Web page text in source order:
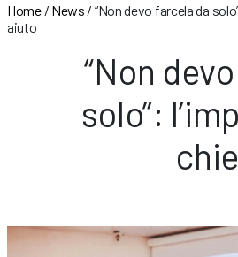
Home/ News / “Non devo farcela da
aiuto
“Non
solo”: